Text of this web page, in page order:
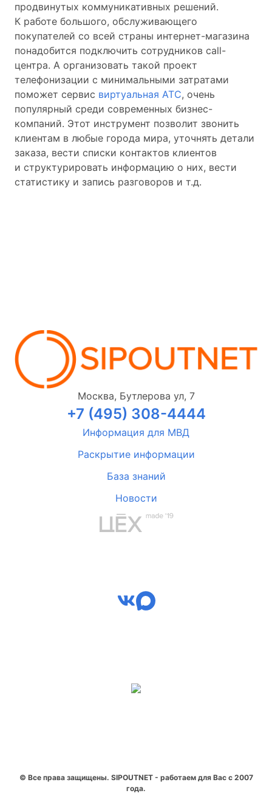
продвинутых коммуникативных решений.
К работе большого, обслуживающего
покупателей со всей страны интернет-магазина
понадобится подключить сотрудников call-
центра. А организовать такой проект
телефонизации с минимальными затратами
поможет сервис виртуальная АТС, очень
популярный среди современных бизнес-
компаний. Этот инструмент позволит звонить
клиентам в любые города мира, уточнять детали
заказа, вести списки контактов клиентов
и структурировать информацию о них, вести
статистику и запись разговоров и т.д.
Москва, Бутлерова ул, 7
+7 (495) 308-4444
Информация для МВД
Раскрытие информации
База знаний
Новости
© Все права защищены. SIPOUTNET - работаем для Вас с 2007
года.